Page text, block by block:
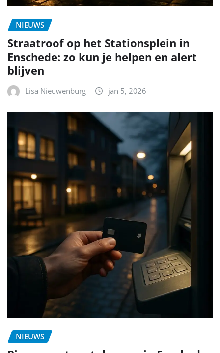
NIEUWS
Straatroof op het Stationsplein in
Enschede: zo kun je helpen en alert
blijven
Lisa Nieuwenburg jan 5, 2026
NIEUWS